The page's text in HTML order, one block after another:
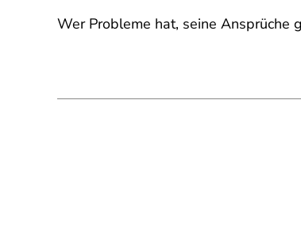
Wer Probleme hat, seine Ansprüche